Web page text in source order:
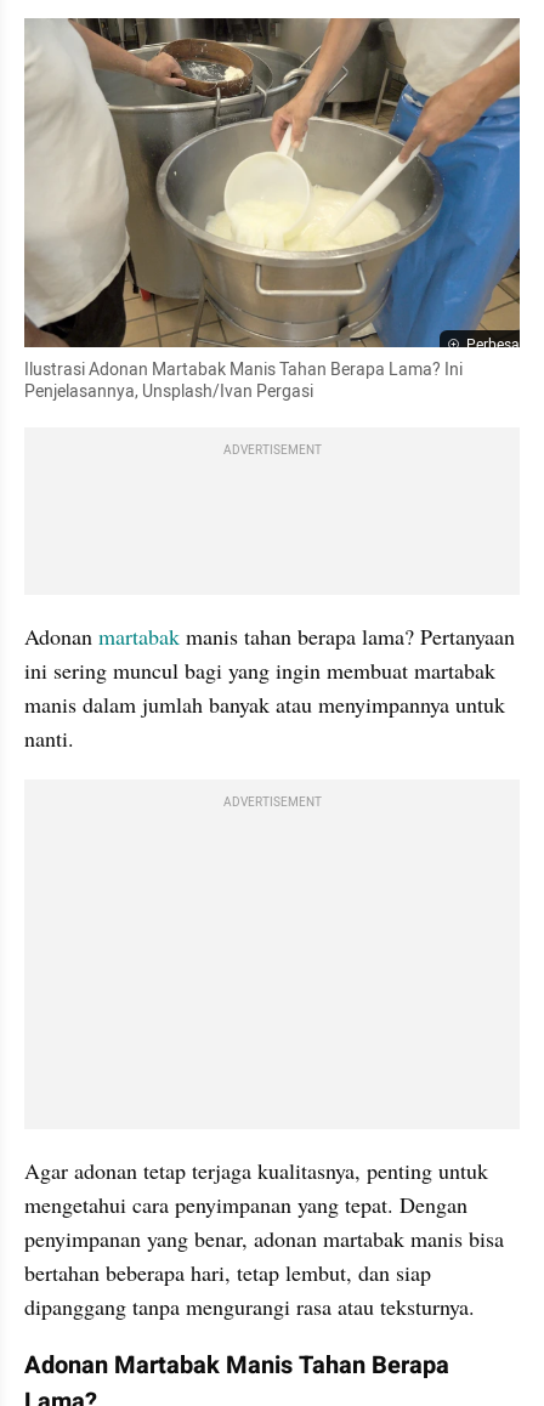
Perbesar
Ilustrasi Adonan Martabak Manis Tahan Berapa Lama? Ini
Penjelasannya, Unsplash/Ivan Pergasi
ADVERTISEMENT
Adonan martabak manis tahan berapa lama? Pertanyaan
ini sering muncul bagi yang ingin membuat martabak
manis dalam jumlah banyak atau menyimpannya untuk
nanti.
ADVERTISEMENT
Agar adonan tetap terjaga kualitasnya, penting untuk
mengetahui cara penyimpanan yang tepat. Dengan
penyimpanan yang benar, adonan martabak manis bisa
bertahan beberapa hari, tetap lembut, dan siap
dipanggang tanpa mengurangi rasa atau teksturnya.
Adonan Martabak Manis Tahan Berapa